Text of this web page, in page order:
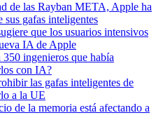
de las Rayban META, Apple ha
sus gafas inteligentes
que los usuarios intensivos
IA de Apple
ingenieros que había
con IA?
las gafas inteligentes de
a la UE
de la memoria está afectando a